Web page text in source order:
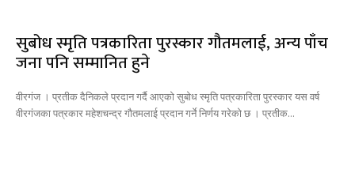
सुबोध स्मृति पत्रकारिता पुरस्कार गौतमलाई, अन्य पाँच
जना पनि सम्मानित हुने
वीरगंज । प्रतीक दैनिकले प्रदान गर्दै आएको सुबोध स्मृति पत्रकारिता पुरस्कार यस वर्ष
वीरगंजका पत्रकार महेशचन्द्र गौतमलाई प्रदान गर्ने निर्णय गरेको छ । प्रतीक...